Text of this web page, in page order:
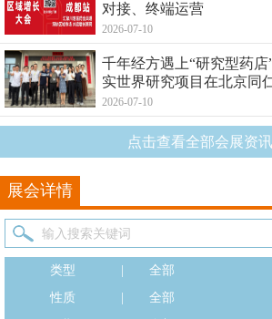
对接、终端运营
2026-07-10
千年经方遇上“研究型药
实世界研究项目在北京同
2026-07-10
点击查看全部会展资
展会详情
类型
全部
性质
全部